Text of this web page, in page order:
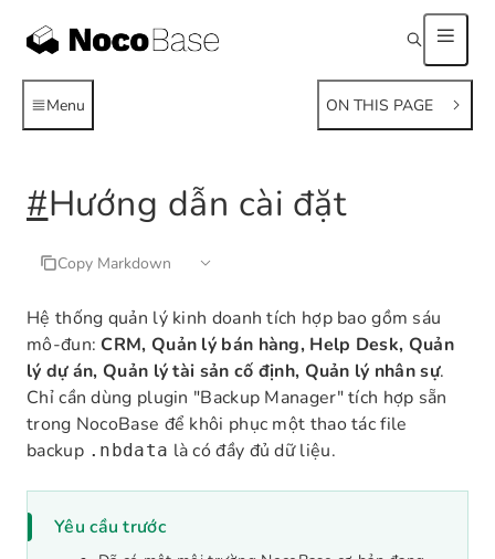
Menu ON THIS PAGE
#Hướng dẫn cài đặt
Copy Markdown
Hệ thống quản lý kinh doanh tích hợp bao gồm sáu
mô-đun:CRM, Quản lý bán hàng, Help Desk, Quản
lý dự án, Quản lý tài sản cố định, Quản lý nhân sự.
Chỉ cần dùng plugin "Backup Manager" tích hợp sẵn
trong NocoBase để khôi phục một thao tác file
backup .nbdata là có đầy đủ dữ liệu.
Yêu cầu trước